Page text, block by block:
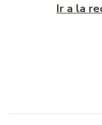
Ir a la